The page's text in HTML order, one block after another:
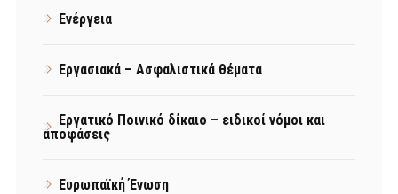
Ενέργεια
Εργασιακά – Ασφαλιστικά θέματα
Εργατικό Ποινικό δίκαιο – ειδικοί νόμοι και
αποφάσεις
Ευρωπαϊκή Ένωση